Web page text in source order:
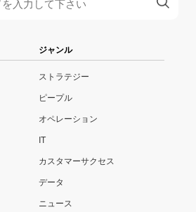
ジャンル
ストラテジー
ピープル
オペレーション
IT
カスタマーサクセス
データ
ニュース